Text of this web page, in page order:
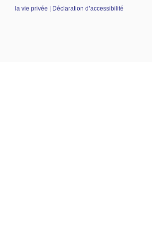
la vie privée | Déclaration d’accessibilité